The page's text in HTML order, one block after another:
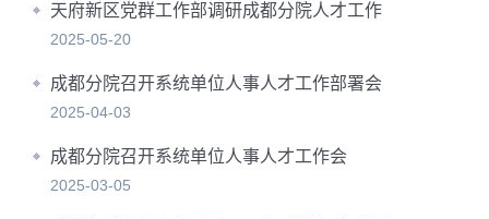
天府新区党群工作部调研成都分院人才工作
2025-05-20
成都分院召开系统单位人事人才工作部署会
2025-04-03
成都分院召开系统单位人事人才工作会
2025-03-05